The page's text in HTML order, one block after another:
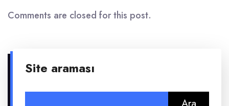
Comments are closed for this post.
Site araması